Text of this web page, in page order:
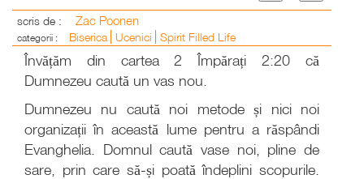
scris de : Zac Poonen
categorii : Biserica Ucenici Spirit Filled Life
Învățăm din cartea 2 Împărați 2:20 că
Dumnezeu caută un vas nou.
Dumnezeu nu caută noi metode și nici noi
organizații în această lume pentru a răspândi
Evanghelia. Domnul caută vase noi, pline de
sare, prin care să-și poată îndeplini scopurile.